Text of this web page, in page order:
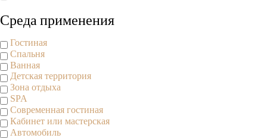
Среда применения
Гостиная
Спальня
Ванная
Детская территория
Зона отдыха
SPA
Современная гостиная
Кабинет или мастерская
Автомобиль